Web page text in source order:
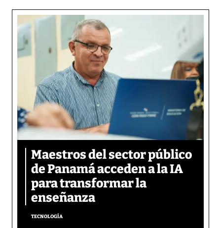
Maestros del sector público
de Panamá acceden a la IA
para transformar la
enseñanza
TECNOLOGÍA